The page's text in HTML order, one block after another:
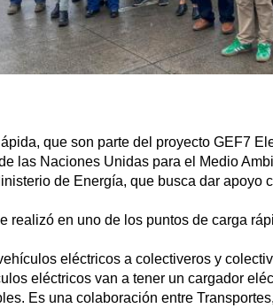
que son parte del proyecto GEF7
las Naciones Unidas para el Medio
de Energía, que busca dar apoyo
en uno de los puntos de carga
eléctricos a colectiveros y
eléctricos van a tener un cargador
Es una colaboración entre